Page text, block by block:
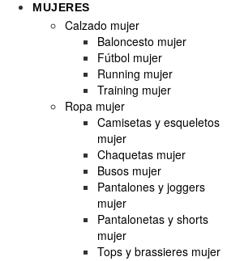
MUJERES
Calzado mujer
Baloncesto mujer
Fútbol mujer
Running mujer
Training mujer
Ropa mujer
Camisetas y esqueletos
mujer
Chaquetas mujer
Busos mujer
Pantalones y joggers
mujer
Pantalonetas y shorts
mujer
Tops y brassieres mujer